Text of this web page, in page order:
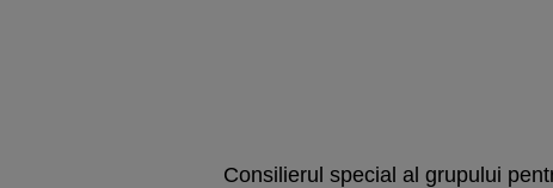
Consilierul special al grupului